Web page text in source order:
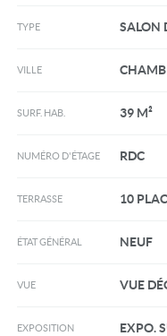
TYPE SALON
VILLE
SURF. HAB. 39 M²
NUMÉRO D'ÉTAGE RDC
TERRASSE 10
ÉTAT GÉNÉRAL NEUF
VUE VUE
EXPOSITION EXPO.